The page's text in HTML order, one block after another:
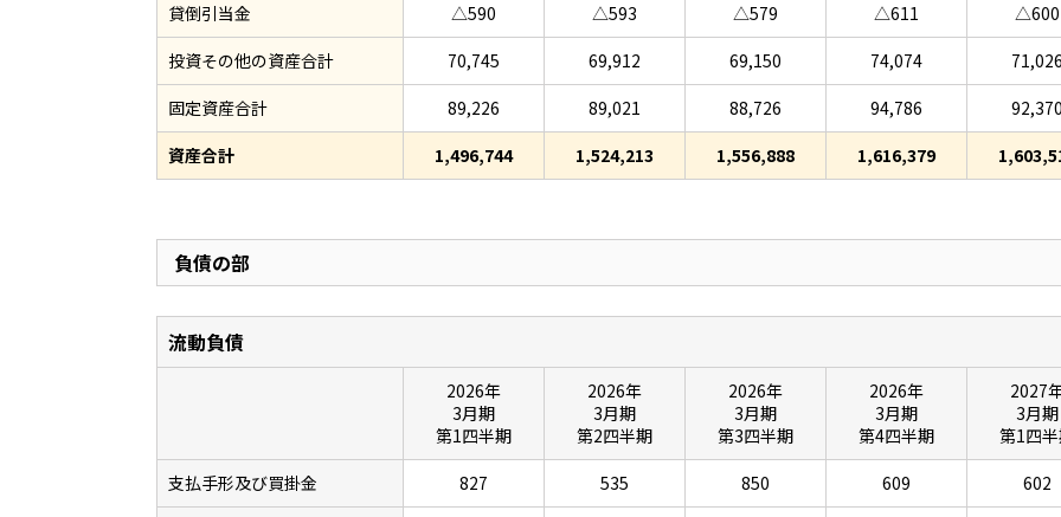
貸倒引当金
△590 △593 △579 △611
△600
投資その他の資産合計
70,745 69,912 69,150 74,074
71,026
固定資産合計
89,226 89,021 88,726 94,786
92,370
資産合計
1,496,744 1,524,213 1,556,888 1,616,379
負債の部
流動負債
2026年
3月期
第1四半期
2026年
3月期
第2四半期
2026年
3月期
第3四半期
2026年
3月期
第4四半期
2027
3月期
第1四
支払手形及び買掛金
827 535 850 609
602